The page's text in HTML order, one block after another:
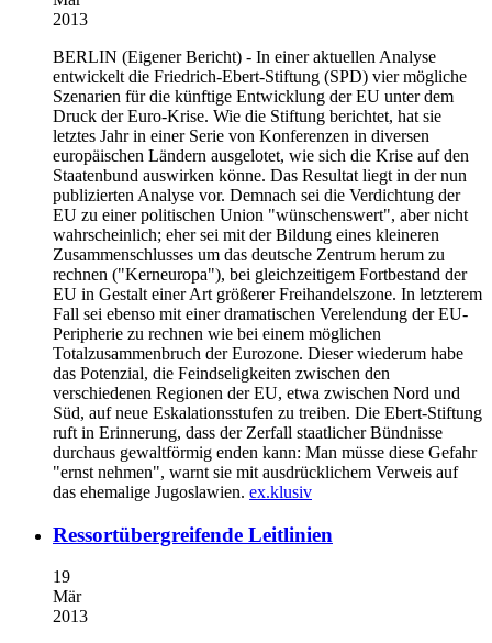
2013
BERLIN (Eigener Bericht) - In einer aktuellen Analyse
entwickelt die Friedrich-Ebert-Stiftung (SPD) vier mögliche
Szenarien für die künftige Entwicklung der EU unter dem
Druck der Euro-Krise. Wie die Stiftung berichtet, hat sie
letztes Jahr in einer Serie von Konferenzen in diversen
europäischen Ländern ausgelotet, wie sich die Krise auf den
Staatenbund auswirken könne. Das Resultat liegt in der nun
publizierten Analyse vor. Demnach sei die Verdichtung der
EU zu einer politischen Union "wünschenswert", aber nicht
wahrscheinlich; eher sei mit der Bildung eines kleineren
Zusammenschlusses um das deutsche Zentrum herum zu
rechnen ("Kerneuropa"), bei gleichzeitigem Fortbestand der
EU in Gestalt einer Art größerer Freihandelszone. In letzterem
Fall sei ebenso mit einer dramatischen Verelendung der EU-
Peripherie zu rechnen wie bei einem möglichen
Totalzusammenbruch der Eurozone. Dieser wiederum habe
das Potenzial, die Feindseligkeiten zwischen den
verschiedenen Regionen der EU, etwa zwischen Nord und
Süd, auf neue Eskalationsstufen zu treiben. Die Ebert-Stiftung
ruft in Erinnerung, dass der Zerfall staatlicher Bündnisse
durchaus gewaltförmig enden kann: Man müsse diese Gefahr
"ernst nehmen", warnt sie mit ausdrücklichem Verweis auf
das ehemalige Jugoslawien. ex.klusiv
Ressortübergreifende Leitlinien
19
Mär
2013